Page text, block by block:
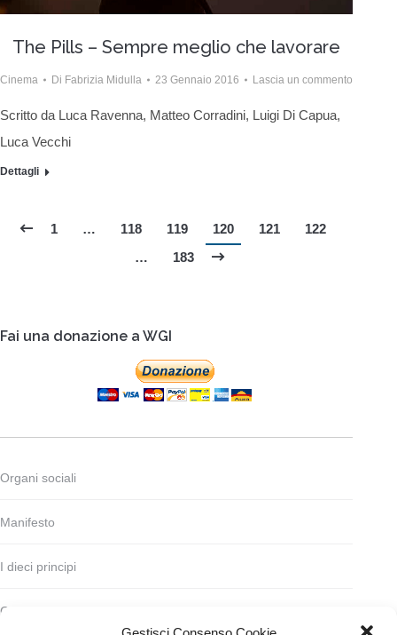
The Pills – Sempre meglio che lavorare
Cinema Di Fabrizia Midulla 23 Gennaio 2016 Lascia un commento
Scritto da Luca Ravenna, Matteo Corradini, Luigi Di Capua,
Luca Vecchi
Dettagli
1 … 118 119 120 121
122
…
183
Fai una donazione a WGI
Organi sociali
Manifesto
I dieci principi
Codice deontologico